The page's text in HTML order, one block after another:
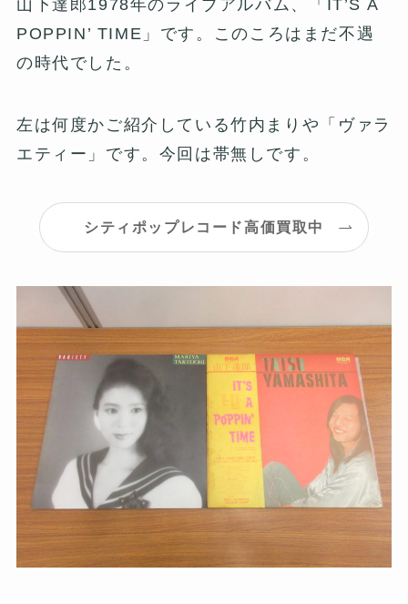
山下達郎1978年のライブアルバム、「IT’S A
POPPIN’ TIME」です。このころはまだ不遇
の時代でした。
左は何度かご紹介している竹内まりや「ヴァラ
エティー」です。今回は帯無しです。
シティポップレコード高価買取中